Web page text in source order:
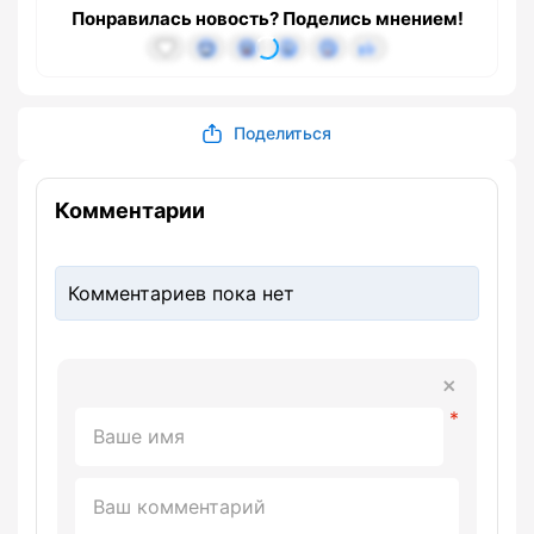
Понравилась новость? Поделись мнением!
Поделиться
Комментарии
Комментариев пока нет